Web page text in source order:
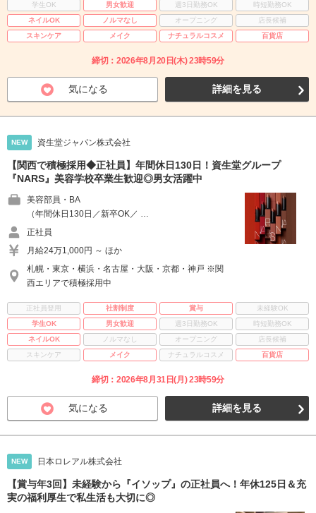
学生OK
男女歓迎 週3日勤務OK
時短勤務OK
ネイルOK
ノルマなし オープニング
店長候補
スキンケア
メイク ナチュラルコスメ 百貨店
締切：2026年8月20日(木) 23時59分
気になる 詳細を見る
NEW 資生堂ジャパン株式会社
【関西で積極採用◆正社員】年間休日130日！資生堂グループ
『NARS』美容学校卒業生歓迎◎男女活躍中
美容部員・BA
（年間休日130日／新卒OK／ …
正社員
月給24万1,000円 ～ ほか
札幌・東京・横浜・名古屋・大阪・京都・神戸 ※関
西エリアで積極採用中
正社員登用 社割制度 賞与
未経験OK
学生OK
男女歓迎 週3日勤務OK
時短勤務OK
ネイルOK
ノルマなし オープニング
店長候補
スキンケア
メイク ナチュラルコスメ 百貨店
締切：2026年8月31日(月) 23時59分
気になる 詳細を見る
NEW 日本ロレアル株式会社
【賞与年3回】未経験から『イソップ』の正社員へ！年休125日＆充
実の福利厚生で私生活も大切に◎